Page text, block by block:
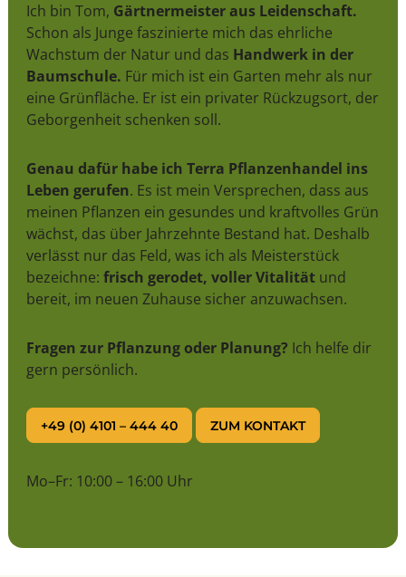
Ich bin Tom, Gärtnermeister aus Leidenschaft.
Schon als Junge faszinierte mich das ehrliche
Wachstum der Natur und das Handwerk in der
Baumschule. Für mich ist ein Garten mehr als nur
eine Grünfläche. Er ist ein privater Rückzugsort, der
Geborgenheit schenken soll.
Genau dafür habe ich Terra Pflanzenhandel ins
Leben gerufen. Es ist mein Versprechen, dass aus
meinen Pflanzen ein gesundes und kraftvolles Grün
wächst, das über Jahrzehnte Bestand hat. Deshalb
verlässt nur das Feld, was ich als Meisterstück
bezeichne: frisch gerodet, voller Vitalitätund
bereit, im neuen Zuhause sicher anzuwachsen.
Fragen zur Pflanzung oder Planung? Ich helfe dir
gern persönlich.
+49 (0) 4101 – 444 40 ZUM KONTAKT
Mo–Fr: 10:00 – 16:00 Uhr